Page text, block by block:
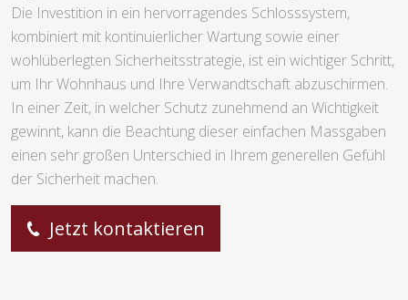
Die Investition in ein hervorragendes Schlosssystem,
kombiniert mit kontinuierlicher Wartung sowie einer
wohlüberlegten Sicherheitsstrategie, ist ein wichtiger Schritt,
um Ihr Wohnhaus und Ihre Verwandtschaft abzuschirmen.
In einer Zeit, in welcher Schutz zunehmend an Wichtigkeit
gewinnt, kann die Beachtung dieser einfachen Massgaben
einen sehr großen Unterschied in Ihrem generellen Gefühl
der Sicherheit machen.
Jetzt kontaktieren